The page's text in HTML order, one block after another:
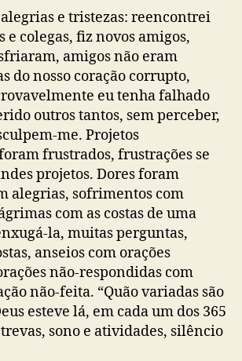
e tristezas: reencontrei
e colegas, fiz novos amigos,
amigos não eram
do nosso coração corrupto,
eu tenha falhado
outros tantos, sem perceber,
me. Projetos
frustrados, frustrações se
projetos. Dores foram
alegrias, sofrimentos com
com as costas de uma
la, muitas perguntas,
anseios com orações
não-respondidas com
não-feita. “Quão variadas são
esteve lá, em cada um dos 365
sono e atividades, silêncio